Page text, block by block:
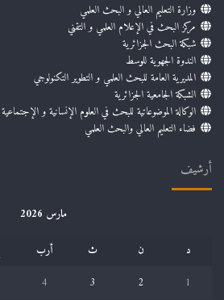
وزارة التعليم العالي و البحث العلمي
مركز البحث في الإعلام العلمي و التقني
شبكة البحث الجزائرية
الندوة الجهوية للوسط
المديرية العامة للبحث العلمي و التطوير التكنولوجي
الشبكة الجامعية الجزائرية
الوكالة الموضوعاتية للبحث في العلوم الإنسانية و الإجتماعية
فضاء التعليم العالي والبحث العلمي
أرشيف
مارس 2026
د
ن ث أرب
1
2
3
4